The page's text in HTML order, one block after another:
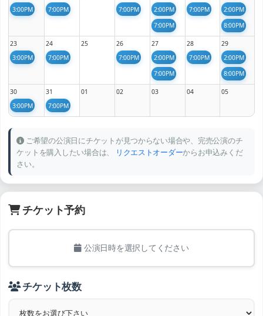
3:00PM
7:00PM
7:00PM
2:00PM
7:00PM
7:00PM
2:00PM
8:00PM
23
3:00PM
24
7:00PM
25
26
7:00PM
27
2:00PM
7:00PM
28
7:00PM
29
2:00PM
8:00PM
30
3:00PM
31
7:00PM
01 02 03 04 05
ご希望の公演日にチケットが見つからない場合や、完売公演のチ
ケットを購入したい場合は、
リクエストオーダーからお申込みくだ
さい。
チケット予約
公演日時を選択してください
チケット枚数